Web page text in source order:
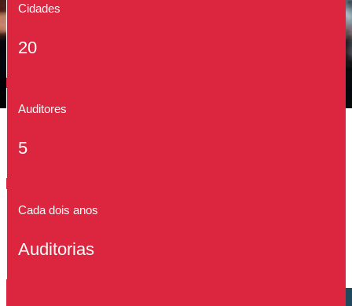
Cidades
20
Auditores
5
Cada dois anos
Auditorias